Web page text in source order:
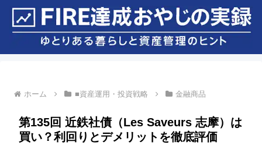
ホーム ■資産運用・投資戦略 金融商品
第135回 近鉄社債（Les Saveurs 志摩）は
買い？利回りとデメリットを徹底評価